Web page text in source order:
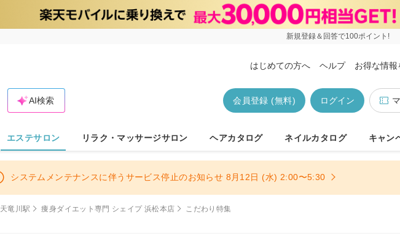
新規登録＆回答で100ポイント!
はじめての方へ ヘルプ お得な情報
ログイン
会員登録 (無料)
AI検索
エステサロン リラク・マッサージサロン ヘアカタログ ネイルカタログ キャン
システムメンテナンスに伴うサービス停止のお知らせ 8月12日 (水) 2:00〜5:30
天竜川駅 痩身ダイエット専門 シェイプ 浜松本店 こだわり特集